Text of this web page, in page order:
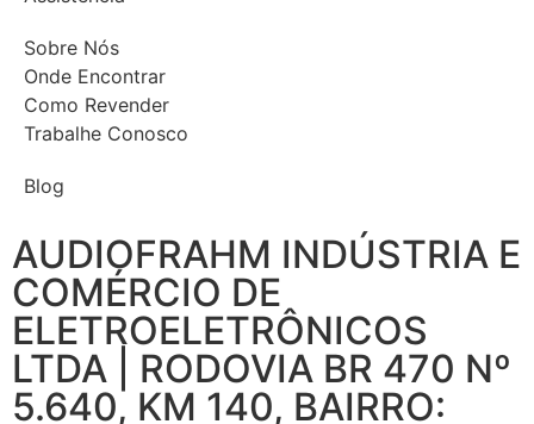
Sobre Nós
Onde Encontrar
Como Revender
Trabalhe Conosco
Blog
AUDIOFRAHM INDÚSTRIA E
COMÉRCIO DE
ELETROELETRÔNICOS
LTDA | RODOVIA BR 470 Nº
5.640, KM 140, BAIRRO: